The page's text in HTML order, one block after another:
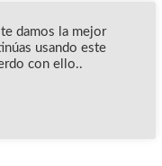
damos la mejor
usando este
con ello..